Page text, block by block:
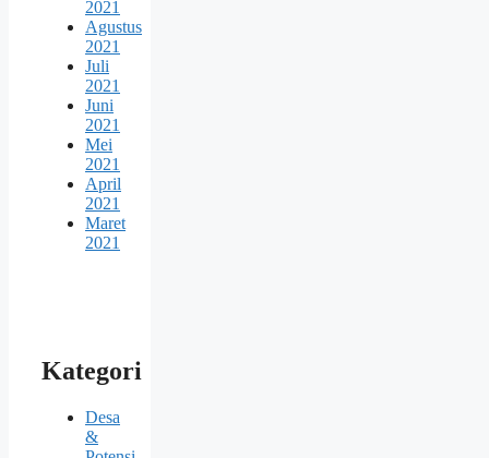
2021
Agustus
2021
Juli
2021
Juni
2021
Mei
2021
April
2021
Maret
2021
Kategori
Desa
&